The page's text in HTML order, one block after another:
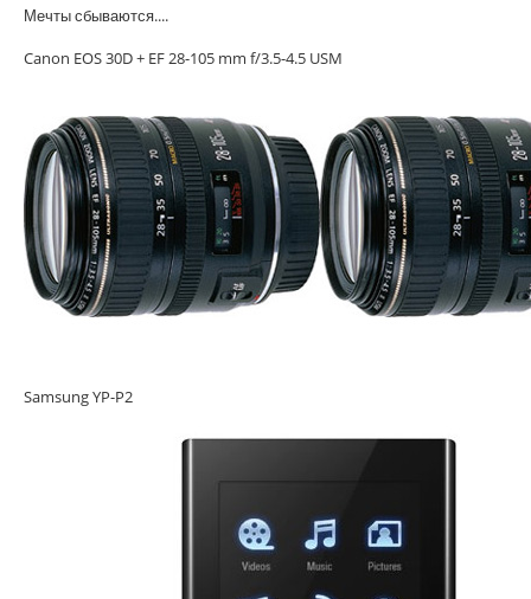
Мечты сбываются....
Canon EOS 30D + EF 28-105 mm f/3.5-4.5 USM
Samsung YP-P2